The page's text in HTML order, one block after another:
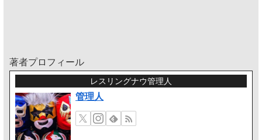
著者プロフィール
レスリングナウ管理人
管理人